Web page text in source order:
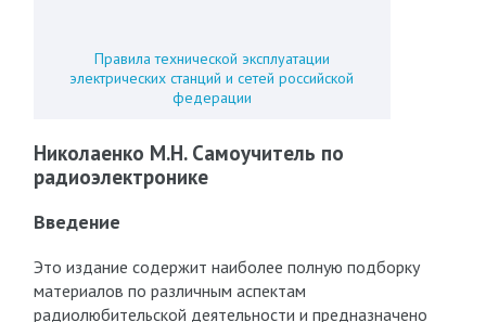
Правила технической эксплуатации
электрических станций и сетей российской
федерации
Николаенко М.Н. Самоучитель по
радиоэлектронике
Введение
Это издание содержит наиболее полную подборку
материалов по различным аспектам
радиолюбительской деятельности и предназначено